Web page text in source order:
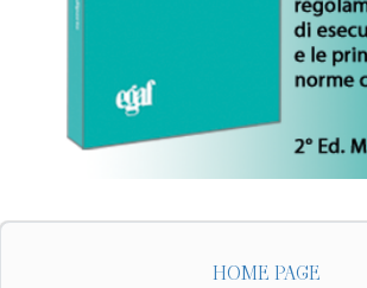
HOME PAGE